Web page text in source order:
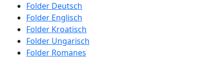
Folder Deutsch
Folder Englisch
Folder Kroatisch
Folder Ungarisch
Folder Romanes